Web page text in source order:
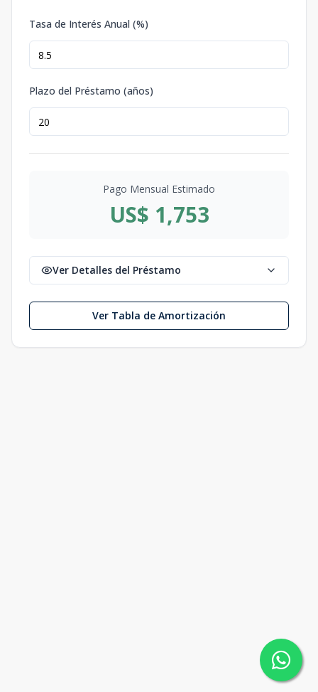
Tasa de Interés Anual (%)
Plazo del Préstamo (años)
Pago Mensual Estimado
US$ 1,753
Ver Detalles del Préstamo
Ver Tabla de Amortización